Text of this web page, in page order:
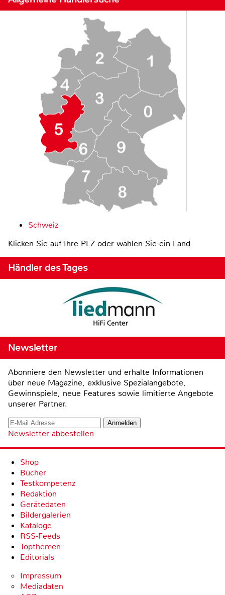
Schweiz
Klicken Sie auf Ihre PLZ oder wählen Sie ein Land
Händler des Tages
Newsletter
Abonniere den Newsletter und erhalte Informationen
über neue Magazine, exklusive Spezialangebote,
Gewinnspiele, neue Features sowie limitierte Angebote
unserer Partner.
Newsletter abbestellen
Shop
Bücher
Testkompetenz
Redaktion
Gerätedaten
Bildergalerien
Kataloge
RSS-Feeds
Topthemen
Editorials
Impressum
Mediadaten